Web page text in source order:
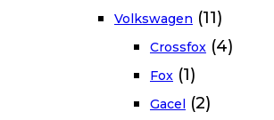
Volkswagen (11)
Crossfox (4)
Fox (1)
Gacel (2)